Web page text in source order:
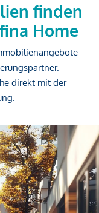
finden
Home
direkt mit der